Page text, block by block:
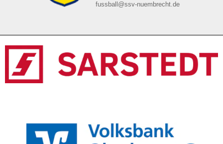
fussball@ssv-nuembrecht.de